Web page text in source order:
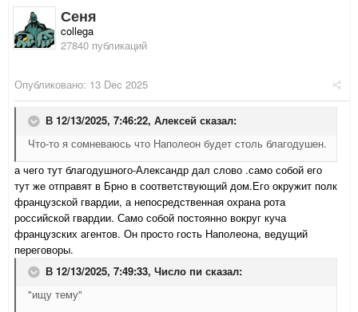
Сеня
collega
27840 публикаций
Опубликовано: 13 Dec 2025
В 12/13/2025, 7:46:22, Алексей сказал:
Что-то я сомневаюсь что Наполеон будет столь благодушен.
а чего тут благодушного-Александр дал слово .само собой его
тут же отправят в Брно в соответствующий дом.Его окружит полк
французской гвардии, а непосредственная охрана рота
российской гвардии. Само собой постоянно вокруг куча
французских агентов. Он просто гость Наполеона, ведущий
переговоры.
В 12/13/2025, 7:49:33, Число пи сказал:
"ищу тему"